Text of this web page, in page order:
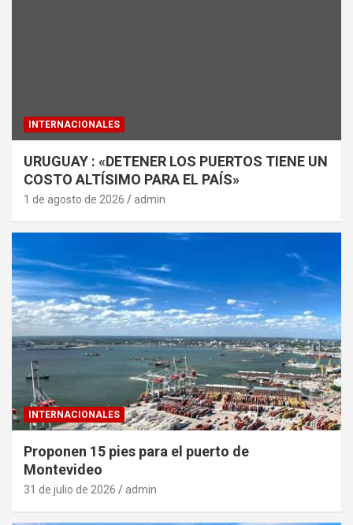
INTERNACIONALES
URUGUAY : «DETENER LOS PUERTOS TIENE UN
COSTO ALTÍSIMO PARA EL PAÍS»
1 de agosto de 2026 admin
INTERNACIONALES
Proponen 15 pies para el puerto de
Montevideo
31 de julio de 2026 admin